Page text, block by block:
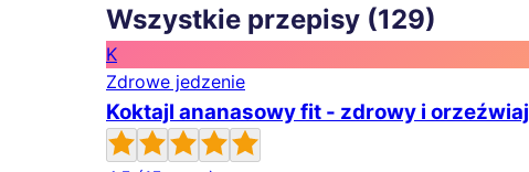
Wszystkie przepisy (129)
K
Zdrowe jedzenie
Koktajl ananasowy fit - zdrowy i